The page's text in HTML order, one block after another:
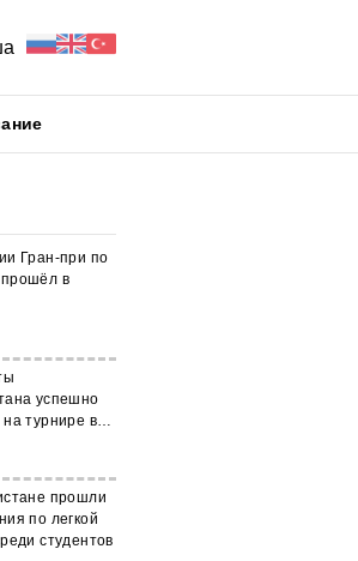
Гран-при по
в
успешно
турнире в
прошли
по легкой
студентов